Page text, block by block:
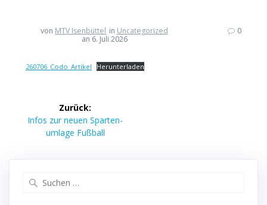
von MTV Isenbüttel in Uncategorized
an 6. Juli 2026
0
260706_Codo_Artikel Her­un­ter­la­den
Beitragsnavigation
Zurück:
Vorheriger
Beitrag:
Infos zur neu­en Spar­ten­
um­la­ge Fußball